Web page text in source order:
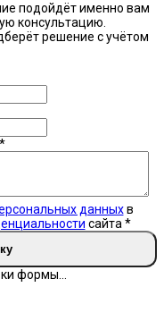
подойдёт именно вам
консультацию.
решение с учётом
*
данныхв
сайта*
формы...